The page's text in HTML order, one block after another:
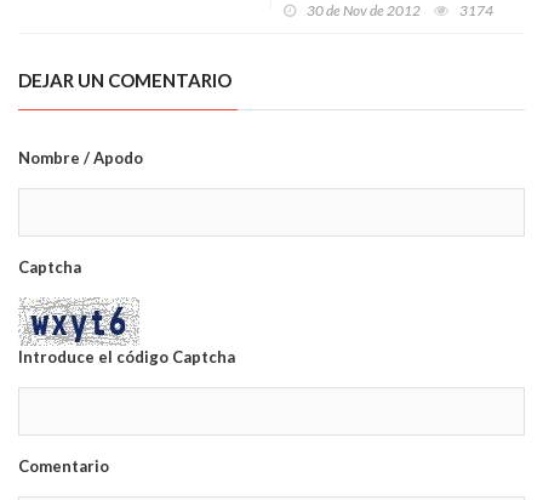
30 de Nov de 2012 3174
DEJAR UN COMENTARIO
Nombre / Apodo
Captcha
Introduce el código Captcha
Comentario